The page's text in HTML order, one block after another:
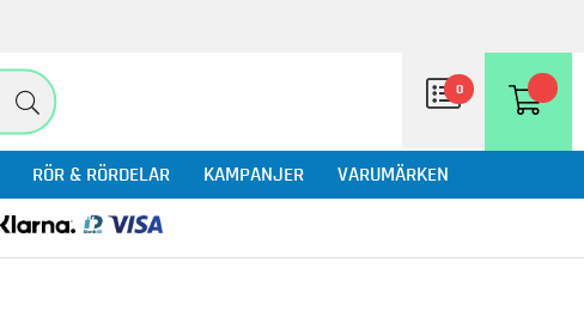
0
RÖR & RÖRDELAR KAMPANJER VARUMÄRKEN